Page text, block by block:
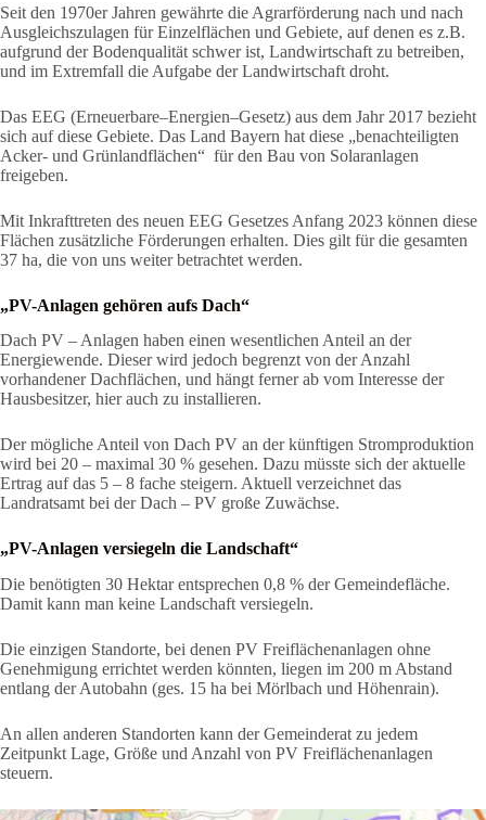
Seit den 1970er Jahren gewährte die Agrarförderung nach und nach
Ausgleichszulagen für Einzelflächen und Gebiete, auf denen es z.B.
aufgrund der Bodenqualität schwer ist, Landwirtschaft zu betreiben,
und im Extremfall die Aufgabe der Landwirtschaft droht.
Das EEG (Erneuerbare–Energien–Gesetz) aus dem Jahr 2017 bezieht
sich auf diese Gebiete. Das Land Bayern hat diese „benachteiligten
Acker- und Grünlandflächen“ für den Bau von Solaranlagen
freigeben.
Mit Inkrafttreten des neuen EEG Gesetzes Anfang 2023 können diese
Flächen zusätzliche Förderungen erhalten. Dies gilt für die gesamten
37 ha, die von uns weiter betrachtet werden.
„PV-Anlagen gehören aufs Dach“
Dach PV – Anlagen haben einen wesentlichen Anteil an der
Energiewende. Dieser wird jedoch begrenzt von der Anzahl
vorhandener Dachflächen, und hängt ferner ab vom Interesse der
Hausbesitzer, hier auch zu installieren.
Der mögliche Anteil von Dach PV an der künftigen Stromproduktion
wird bei 20 – maximal 30 % gesehen. Dazu müsste sich der aktuelle
Ertrag auf das 5 – 8 fache steigern. Aktuell verzeichnet das
Landratsamt bei der Dach – PV große Zuwächse.
„PV-Anlagen versiegeln die Landschaft“
Die benötigten 30 Hektar entsprechen 0,8 % der Gemeindefläche.
Damit kann man keine Landschaft versiegeln.
Die einzigen Standorte, bei denen PV Freiflächenanlagen ohne
Genehmigung errichtet werden könnten, liegen im 200 m Abstand
entlang der Autobahn (ges. 15 ha bei Mörlbach und Höhenrain).
An allen anderen Standorten kann der Gemeinderat zu jedem
Zeitpunkt Lage, Größe und Anzahl von PV Freiflächenanlagen
steuern.